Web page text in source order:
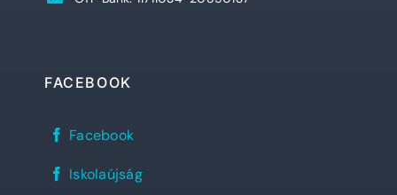
FACEBOOK
Sylvester
János
Gimnázium
facebook
Facebook
REFlex,
Iskolaújság